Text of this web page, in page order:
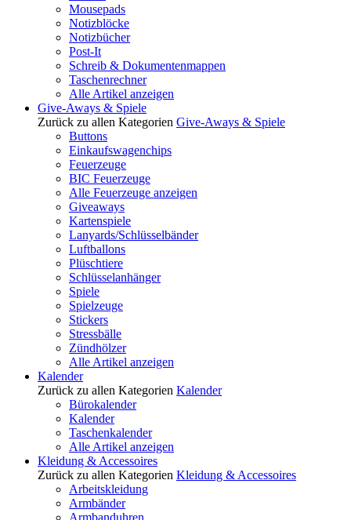
Mousepads
Notizblöcke
Notizbücher
Post-It
Schreib & Dokumentenmappen
Taschenrechner
Alle Artikel anzeigen
Give-Aways & Spiele
Zurück zu allen Kategorien Give-Aways & Spiele
Buttons
Einkaufswagenchips
Feuerzeuge
BIC Feuerzeuge
Alle Feuerzeuge anzeigen
Giveaways
Kartenspiele
Lanyards/Schlüsselbänder
Luftballons
Plüschtiere
Schlüsselanhänger
Spiele
Spielzeuge
Stickers
Stressbälle
Zündhölzer
Alle Artikel anzeigen
Kalender
Zurück zu allen Kategorien Kalender
Bürokalender
Kalender
Taschenkalender
Alle Artikel anzeigen
Kleidung & Accessoires
Zurück zu allen Kategorien Kleidung & Accessoires
Arbeitskleidung
Armbänder
Armbanduhren